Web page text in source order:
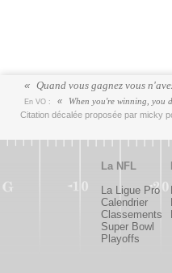
Quand vous gagnez vous
En VO :
When you're winning, you
Citation décalée proposée par micky
La NFL
La Ligue Pro
Calendrier
Classements
Super Bowl
Playoffs